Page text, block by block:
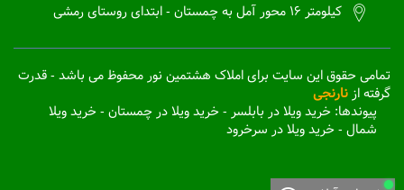
کیلومتر 16 محور آمل به چمستان - ابتدای روستای رمشی
تمامی حقوق این سایت برای املاک هشتمین نور محفوظ می باشد - قدرت
گرفته ازنارنجی
پیوندها: خرید ویلا در بابلسر -خرید ویلا در چمستان -خرید ویلا
شمال -خرید ویلا در سرخرود